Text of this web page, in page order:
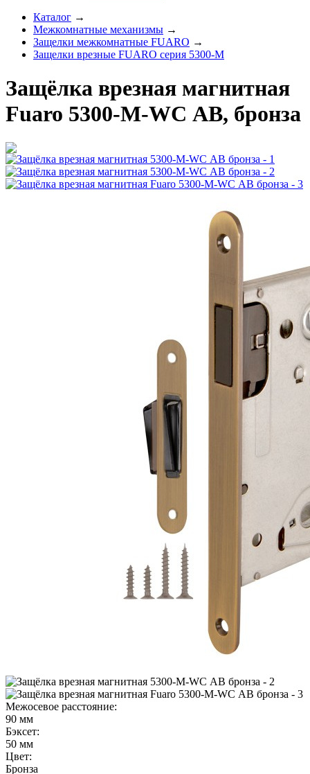
Каталог →
Межкомнатные механизмы →
Защелки межкомнатные FUARO →
Защелки врезные FUARO серия 5300-M
Защёлка врезная магнитная
Fuaro 5300-M-WС AB, бронза
Межосевое расстояние:
90 мм
Бэксет:
50 мм
Цвет:
Бронза